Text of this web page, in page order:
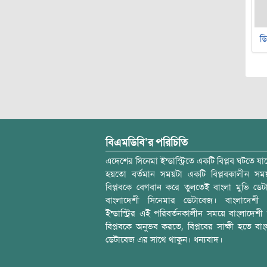
বিএমডিবি’র পরিচিতি
এদেশের সিনেমা ইন্ডাস্ট্রিতে একটি বিপ্লব ঘটতে
হয়তো বর্তমান সময়টা একটি বিপ্লবকালীন
বিপ্লবকে বেগবান করে তুলতেই বাংলা মুভি
বাংলাদেশী সিনেমার ডেটাবেজ। বাংলাদেশী
ইন্ডাস্ট্রির এই পরিবর্তনকালীন সময়ে বাংলাদেশী
বিপ্লবকে অনুভব করতে, বিপ্লবের সাক্ষী হতে
ডেটাবেজ এর সাথে থাকুন। ধন্যবাদ।